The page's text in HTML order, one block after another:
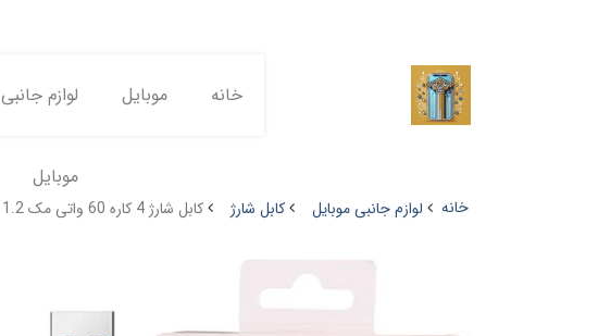
خانه موبایل لوازم جانبی
موبایل
خانه لوازم جانبی موبایل کابل شارژ کابل شارژ 4 کاره 60 واتی مک 1.2 متری مک دودو مدل Mcdodo CA-199